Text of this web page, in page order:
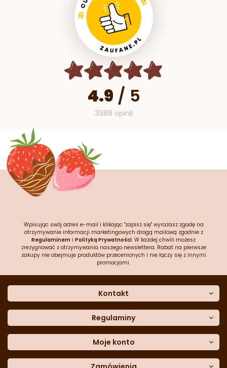
4.9 / 5
3988 opinii
Wpisując swój adres e-mail i klikając "zapisz się" wyrażasz zgodę na
otrzymywanie informacji marketingowych drogą mailową zgodnie z
Regulaminem i Polityką Prywatności. W każdej chwili możesz
zrezygnować z otrzymywania naszego newslettera. Rabat na pierwsze
zakupy nie obejmuje produktów przecenionych i nie łączy się z innymi
promocjami.
Kontakt
Dane kontaktowe
Często zadawane pytania
Sklep stacjonarny
Formularz kontaktowy
Blog
Regulaminy
Polityka prywatności
Polityka cookies
Polityka reklamacji
Moje konto
Moje dane